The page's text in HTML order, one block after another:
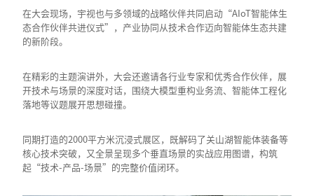
在大会现场，宇视也与多领域的战略伙伴共同启动“AIoT智能体生
态合作伙伴共进仪式”，产业协同从技术合作迈向智能体生态共建
的新阶段。
在精彩的主题演讲外，大会还邀请各行业专家和优秀合作伙伴，展
开技术与场景的深度对话，围绕大模型重构业务流、智能体工程化
落地等议题展开思想碰撞。
同期打造的2000平方米沉浸式展区，既解码了关山湖智能体装备等
核心技术突破，又全景呈现多个垂直场景的实战应用图谱，构筑
起“技术-产品-场景”的完整价值闭环。